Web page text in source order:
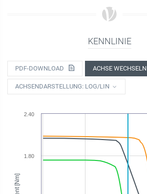
KENNLINIE
PDF-DOWNLOAD ACHSE WECHSELN
ACHSENDARSTELLUNG: LOG/LIN
1.80
2.40